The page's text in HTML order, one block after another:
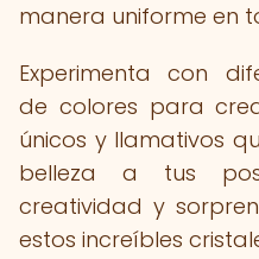
manera uniforme en
Experimenta con
de colores para
únicos y llamativos
belleza a tus
creatividad y
estos increíbles